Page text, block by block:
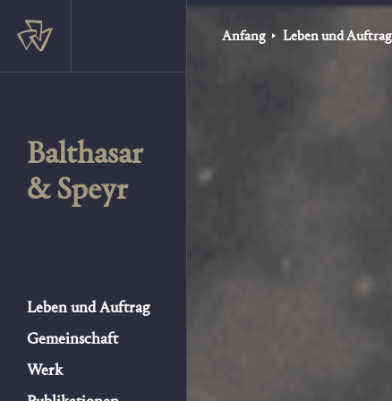
Balthasar
& Speyr
Leben und Auftrag
Gemeinschaft
Werk
Anfang Leben und Auftrag